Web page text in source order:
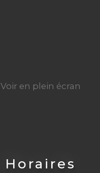
Voir en plein écran
Horaires